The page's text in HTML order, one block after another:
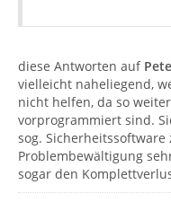
diese Antworten auf
vielleicht naheliegend,
nicht helfen, da so
vorprogrammiert sind.
sog.
Problembewältigung
sogar den